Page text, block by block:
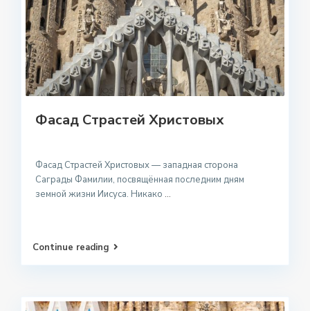
Фасад Страстей Христовых
Фасад Страстей Христовых — западная сторона
Саграды Фамилии, посвящённая последним дням
земной жизни Иисуса. Никако ...
Continue reading